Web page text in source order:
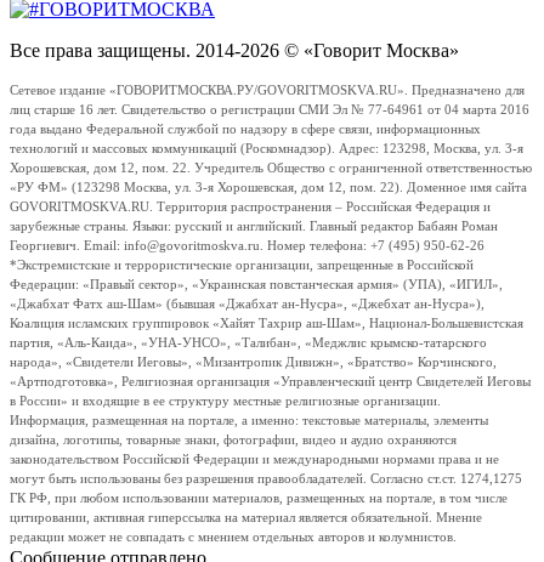
Все права защищены. 2014-2026 © «Говорит Москва»
Сетевое издание «ГОВОРИТМОСКВА.РУ/GOVORITMOSKVA.RU». Предназначено для
лиц старше 16 лет. Свидетельство о регистрации СМИ Эл № 77-64961 от 04 марта 2016
года выдано Федеральной службой по надзору в сфере связи, информационных
технологий и массовых коммуникаций (Роскомнадзор). Адрес: 123298, Москва, ул. 3-я
Хорошевская, дом 12, пом. 22. Учредитель Общество с ограниченной ответственностью
«РУ ФМ» (123298 Москва, ул. 3-я Хорошевская, дом 12, пом. 22). Доменное имя сайта
GOVORITMOSKVA.RU. Территория распространения – Российская Федерация и
зарубежные страны. Языки: русский и английский. Главный редактор Бабаян Роман
Георгиевич. Email: info@govoritmoskva.ru. Номер телефона: +7 (495) 950-62-26
*Экстремистские и террористические организации, запрещенные в Российской
Федерации: «Правый сектор», «Украинская повстанческая армия» (УПА), «ИГИЛ»,
«Джабхат Фатх аш-Шам» (бывшая «Джабхат ан-Нусра», «Джебхат ан-Нусра»),
Коалиция исламских группировок «Хайят Тахрир аш-Шам», Национал-Большевистская
партия, «Аль-Каида», «УНА-УНСО», «Талибан», «Меджлис крымско-татарского
народа», «Свидетели Иеговы», «Мизантропик Дивижн», «Братство» Корчинского,
«Артподготовка», Религиозная организация «Управленческий центр Свидетелей Иеговы
в России» и входящие в ее структуру местные религиозные организации.
Информация, размещенная на портале, а именно: текстовые материалы, элементы
дизайна, логотипы, товарные знаки, фотографии, видео и аудио охраняются
законодательством Российской Федерации и международными нормами права и не
могут быть использованы без разрешения правообладателей. Согласно ст.ст. 1274,1275
ГК РФ, при любом использовании материалов, размещенных на портале, в том числе
цитировании, активная гиперссылка на материал является обязательной. Мнение
редакции может не совпадать с мнением отдельных авторов и колумнистов.
Сообщение отправлено